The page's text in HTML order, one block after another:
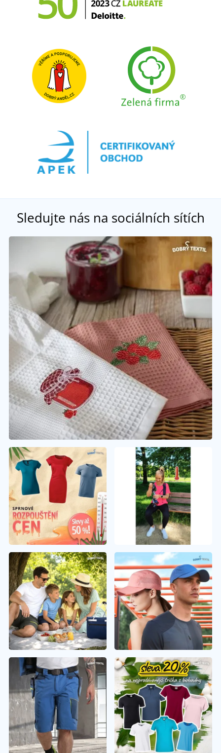
Sledujte nás na sociálních sítích